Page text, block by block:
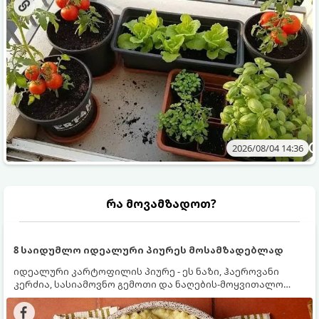
2026/08/04 14:36
რა მოვამზადოთ?
8 საიდუმლო იდეალური პიურეს მოსამზადებლად
იდეალური კარტოფილის პიურე - ეს ნაზი, ჰაეროვანი
კერძია, სასიამოვნო გემოთი და ნაღების-მოყვითალო
ფერით. მისი მომზადება ძალიან მარტივია, მაგრამ
არსებობს რამდენიმე საიდუმლო, რომლებიც უნდა